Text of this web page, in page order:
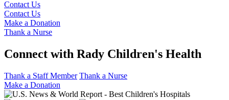
Contact Us
Contact Us
Make a Donation
Thank a Nurse
Connect with Rady Children's Health
Thank a Staff Member Thank a Nurse
Make a Donation